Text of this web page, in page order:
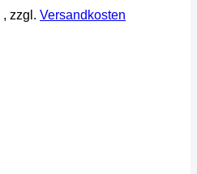
, zzgl. Versandkosten